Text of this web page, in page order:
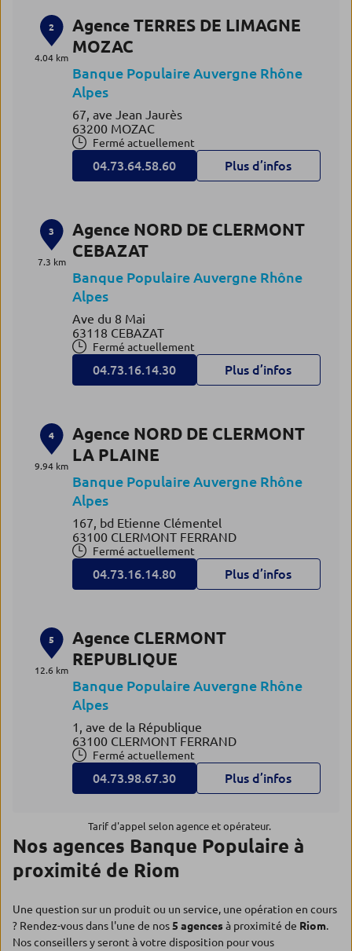
2
4.04 km
Agence TERRES DE LIMAGNE
MOZAC
Banque Populaire Auvergne Rhône
Alpes
67, ave Jean Jaurès
63200 MOZAC
Fermé actuellement
04.73.64.58.60 Plus d’infos
3
7.3 km
Agence NORD DE CLERMONT
CEBAZAT
Banque Populaire Auvergne Rhône
Alpes
Ave du 8 Mai
63118 CEBAZAT
Fermé actuellement
04.73.16.14.30 Plus d’infos
4
9.94 km
Agence NORD DE CLERMONT
LA PLAINE
Banque Populaire Auvergne Rhône
Alpes
167, bd Etienne Clémentel
63100 CLERMONT FERRAND
Fermé actuellement
04.73.16.14.80 Plus d’infos
5
12.6 km
Agence CLERMONT
REPUBLIQUE
Banque Populaire Auvergne Rhône
Alpes
1, ave de la République
63100 CLERMONT FERRAND
Fermé actuellement
04.73.98.67.30 Plus d’infos
Tarif d'appel selon agence et opérateur.
Nos agences Banque Populaire à
proximité de Riom
Une question sur un produit ou un service, une opération en cours
? Rendez-vous dans l'une de nos5 agencesà proximité de Riom.
Nos conseillers y seront à votre disposition pour vous